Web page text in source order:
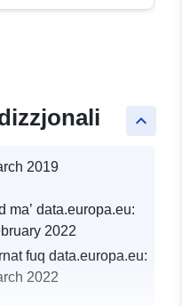
keyboard_arrow_up
2019
ma’ data.europa.eu:
2022
fuq data.europa.eu:
2022